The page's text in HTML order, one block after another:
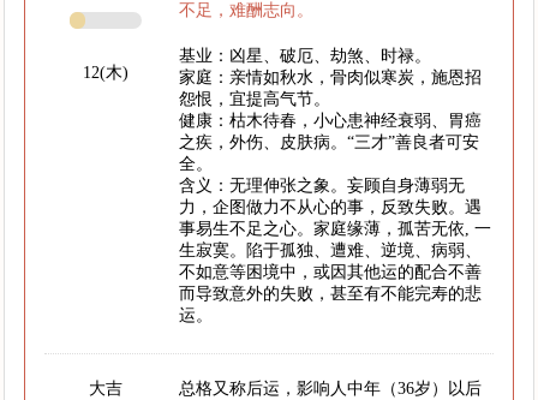
12(木)
不足，难酬志向。
基业：凶星、破厄、劫煞、时禄。
家庭：亲情如秋水，骨肉似寒炭，施恩招
怨恨，宜提高气节。
健康：枯木待春，小心患神经衰弱、胃癌
之疾，外伤、皮肤病。“三才”善良者可安
全。
含义：无理伸张之象。妄顾自身薄弱无
力，企图做力不从心的事，反致失败。遇
事易生不足之心。家庭缘薄，孤苦无依, 一
生寂寞。陷于孤独、遭难、逆境、病弱、
不如意等困境中，或因其他运的配合不善
而导致意外的失败，甚至有不能完寿的悲
运。
大吉
总格又称后运，影响人中年（36岁）以后